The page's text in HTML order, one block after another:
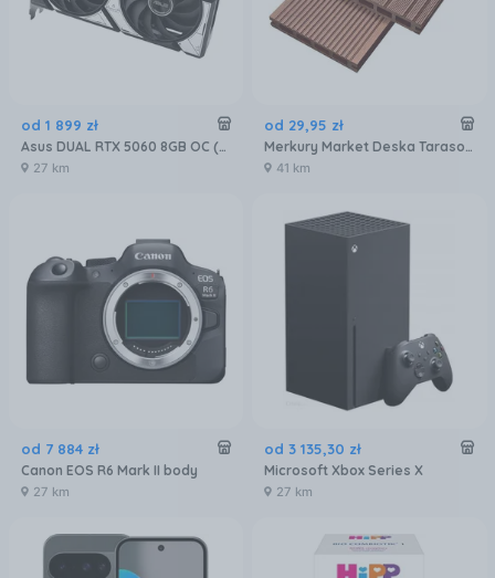
od 1 899 zł
Asus DUAL RTX 5060 8GB OC (90YV0N12M0NA00)
27 km
od 29,95 zł
Merkury Market Deska Tarasowa Mercado Basic Brąz 2000X120X20Mm MR5601072
41 km
od 7 884 zł
Canon EOS R6 Mark II body
27 km
od 3 135,30 zł
Microsoft Xbox Series X
27 km